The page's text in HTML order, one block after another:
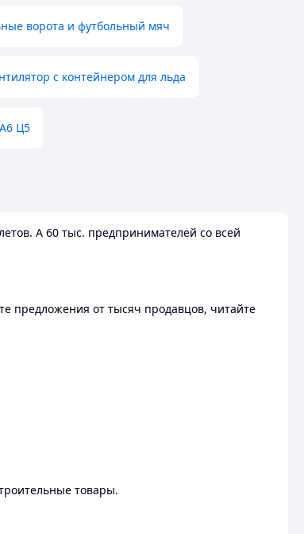
ворота и футбольный мяч
с контейнером для льда
Ц5
А 60 тыс. предпринимателей со всей
предложения от тысяч продавцов, читайте
товары.